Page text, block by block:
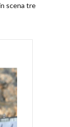
scena tre